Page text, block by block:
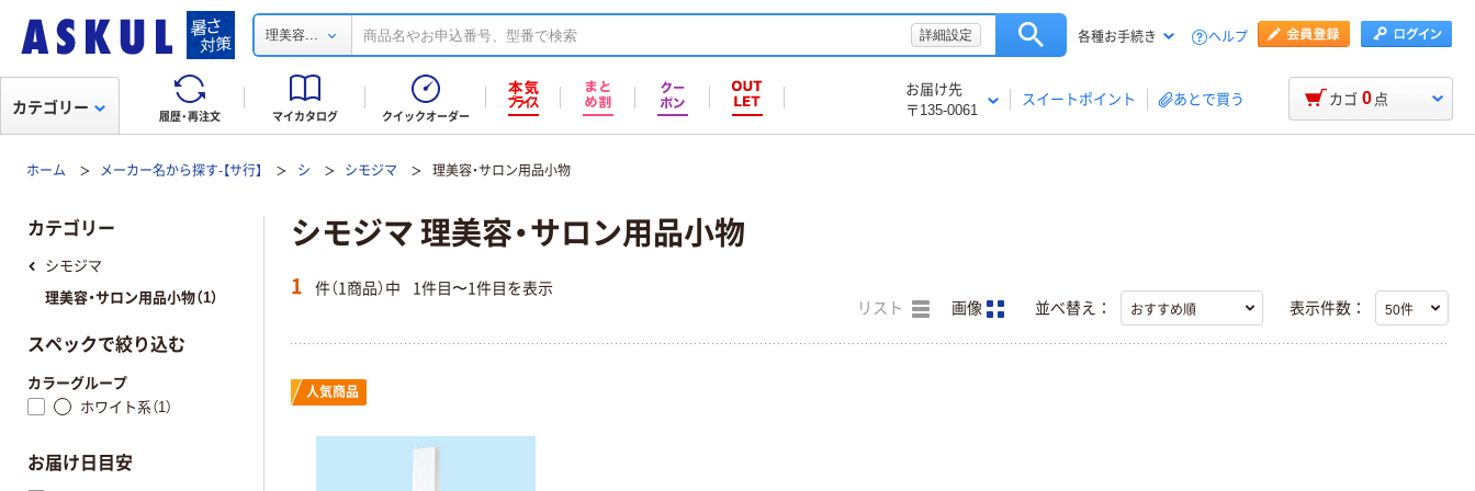
理美容... 詳細設定 各種お手続き ヘルプ
履歴・再注文 マイカタログ クイックオーダー
お届け先
〒135-0061
スイートポイント あとで買う
カテゴリー カゴ 0 点
ホーム メーカー名から探す-【サ行】 シ シモジマ 理美容・サロン用品小物
シモジマ 理美容・サロン用品小物
1 件（1商品）中 1件目〜1件目を表示
リスト 画像 並べ替え： 表示件数：
人気商品
カテゴリー
シモジマ
理美容・サロン用品小物（1）
スペックで絞り込む
カラーグループ
ホワイト系（1）
お届け日目安